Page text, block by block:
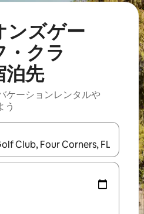
ンズゲー
・クラ
泊⁠先
ケ⁠ー⁠シ⁠ョ⁠ンレ⁠ン⁠タ⁠ルや
う
、上下の矢印キーを使って移動す